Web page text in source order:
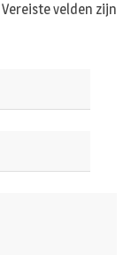
Vereiste velden zijn